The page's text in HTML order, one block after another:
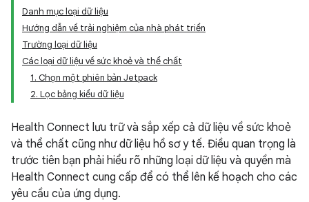
Danh mục loại dữ liệu
Hướng dẫn về trải nghiệm của nhà phát triển
Trường loại dữ liệu
Các loại dữ liệu về sức khoẻ và thể chất
1. Chọn một phiên bản Jetpack
2. Lọc bảng kiểu dữ liệu
Health Connect lưu trữ và sắp xếp cả dữ liệu về sức khoẻ
và thể chất cũng như dữ liệu hồ sơ y tế. Điều quan trọng là
trước tiên bạn phải hiểu rõ những loại dữ liệu và quyền mà
Health Connect cung cấp để có thể lên kế hoạch cho các
yêu cầu của ứng dụng.